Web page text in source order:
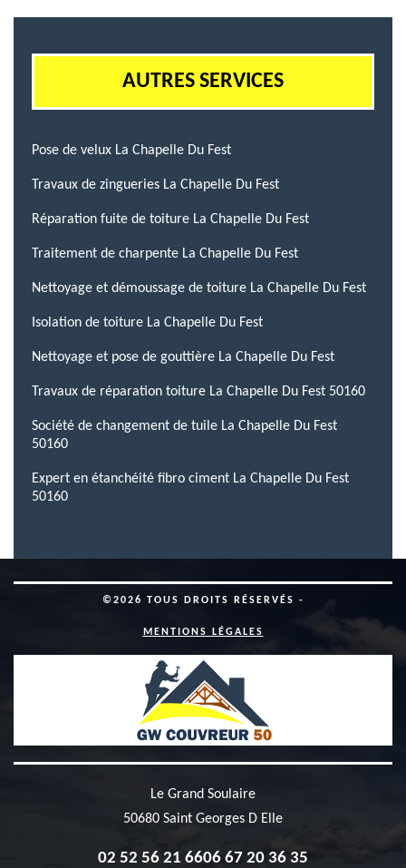
AUTRES SERVICES
Pose de velux La Chapelle Du Fest
Travaux de zingueries La Chapelle Du Fest
Réparation fuite de toiture La Chapelle Du Fest
Traitement de charpente La Chapelle Du Fest
Nettoyage et démoussage de toiture La Chapelle Du Fest
Isolation de toiture La Chapelle Du Fest
Nettoyage et pose de gouttière La Chapelle Du Fest
Travaux de réparation toiture La Chapelle Du Fest 50160
Société de changement de tuile La Chapelle Du Fest
50160
Expert en étanchéité fibro ciment La Chapelle Du Fest
50160
©2026 TOUS DROITS RÉSERVÉS -
MENTIONS LÉGALES
Le Grand Soulaire
50680 Saint Georges D Elle
02 52 56 21 6606 67 20 36 35